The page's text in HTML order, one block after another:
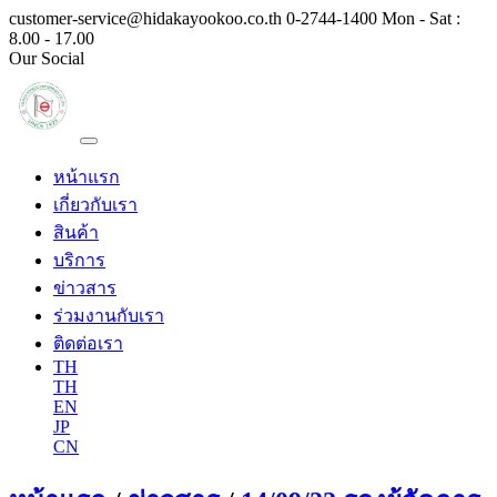
customer-service@hidakayookoo.co.th 0-2744-1400 Mon - Sat :
8.00 - 17.00
Our Social
หน้าแรก
เกี่ยวกับเรา
สินค้า
บริการ
ข่าวสาร
ร่วมงานกับเรา
ติดต่อเรา
TH
TH
EN
JP
CN